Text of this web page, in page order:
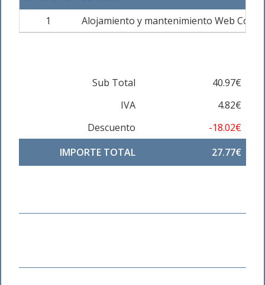
1
Alojamiento y mantenimiento Web
Sub Total
40.97€
IVA
4.82€
Descuento
-18.02€
IMPORTE TOTAL
27.77€